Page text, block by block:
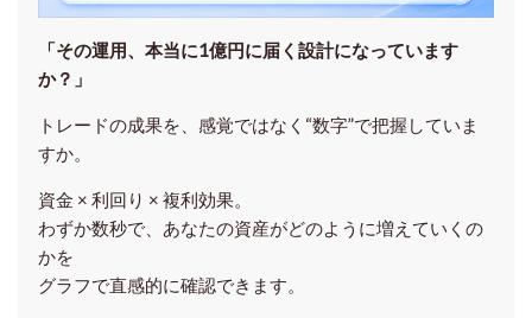
「その運用、本当に1億円に届く設計になっています
か？」
トレードの成果を、感覚ではなく“数字”で把握していま
すか。
資金 × 利回り × 複利効果。
わずか数秒で、あなたの資産がどのように増えていくの
かを
グラフで直感的に確認できます。